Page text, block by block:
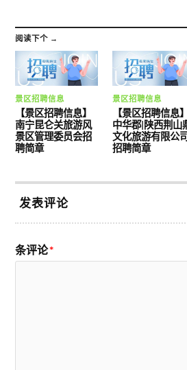
阅读下个 →
景区招聘信息
【景区招聘信息】
南宁昆仑关旅游风
景区管理委员会招
聘简章
景区招聘信息
【景区招聘信息】
中华郡|陕西荆山
文化旅游有限公司
招聘简章
发表评论
条评论*